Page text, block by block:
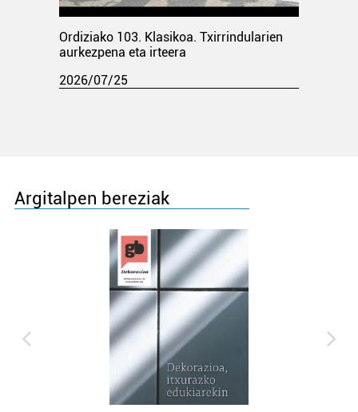
Ordiziako 103. Klasikoa. Txirrindularien
aurkezpena eta irteera
2026/07/25
Argitalpen bereziak